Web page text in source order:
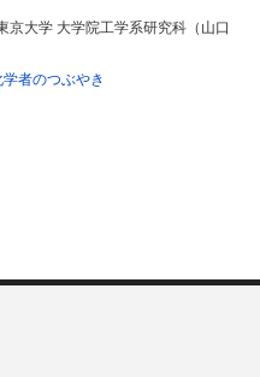
大学 大学院工学系研究科（山口
学者のつぶやき